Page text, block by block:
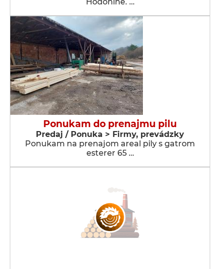
Ponukam do prenajmu pilu
Predaj / Ponuka > Firmy, prevádzky
Ponukam na prenajom areal pily s gatrom
esterer 65 …